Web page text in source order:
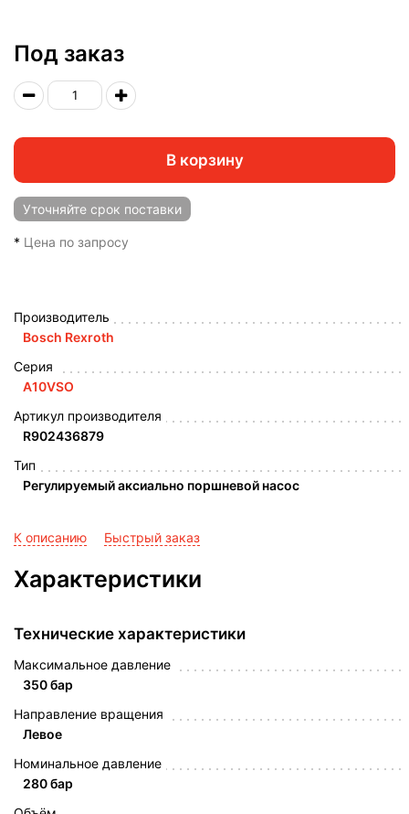
Под заказ
В корзину
Уточняйте срок поставки
* Цена по запросу
Производитель
Bosch Rexroth
Серия
A10VSO
Артикул производителя
R902436879
Тип
Регулируемый аксиально поршневой насос
К описанию Быстрый заказ
Характеристики
Технические характеристики
Максимальное давление
350 бар
Направление вращения
Левое
Номинальное давление
280 бар